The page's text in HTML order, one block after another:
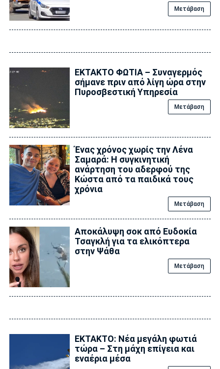
Μετάβαση
ΕΚΤΑΚΤΟ ΦΩΤΙΑ – Συναγερμός
σήμανε πριν από λίγη ώρα στην
Πυροσβεστική Υπηρεσία
Μετάβαση
Ένας χρόνος χωρίς την Λένα
Σαμαρά: Η συγκινητική
ανάρτηση του αδερφού της
Κώστα από τα παιδικά τους
χρόνια
Μετάβαση
Αποκάλυψη σoκ από Ευδοκία
Τσαγκλή για τα ελικόπτερα
στην Ψάθα
Μετάβαση
ΕΚΤΑΚΤΟ: Νέα μεγάλη φωτιά
τώρα – Στη μάχη επίγεια και
εναέρια μέσα